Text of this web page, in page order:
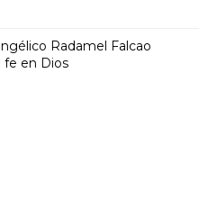
Radamel Falcao
fe en Dios